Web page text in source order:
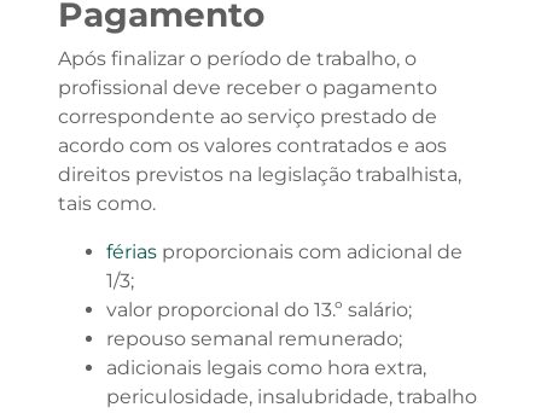
Pagamento
Após finalizar o período de trabalho, o
profissional deve receber o pagamento
correspondente ao serviço prestado de
acordo com os valores contratados e aos
direitos previstos na legislação trabalhista,
tais como.
fériasproporcionais com adicional de
1/3;
valor proporcional do 13.º salário;
repouso semanal remunerado;
adicionais legais como hora extra,
periculosidade, insalubridade, trabalho